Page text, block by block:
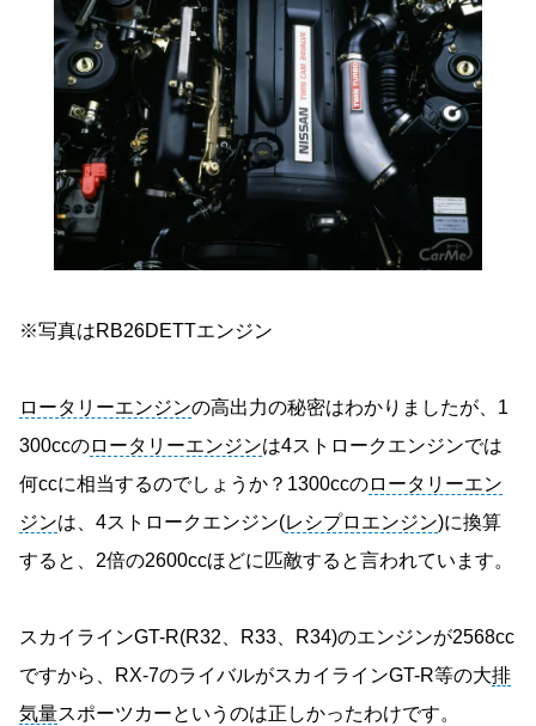
※写真はRB26DETTエンジン
ロータリーエンジンの高出力の秘密はわかりましたが、1
300ccのロータリーエンジンは4ストロークエンジンでは
何ccに相当するのでしょうか？1300ccのロータリーエン
ジンは、4ストロークエンジン(レシプロエンジン)に換算
すると、2倍の2600ccほどに匹敵すると言われています。
スカイラインGT-R(R32、R33、R34)のエンジンが2568cc
ですから、RX-7のライバルがスカイラインGT-R等の大排
気量スポーツカーというのは正しかったわけです。